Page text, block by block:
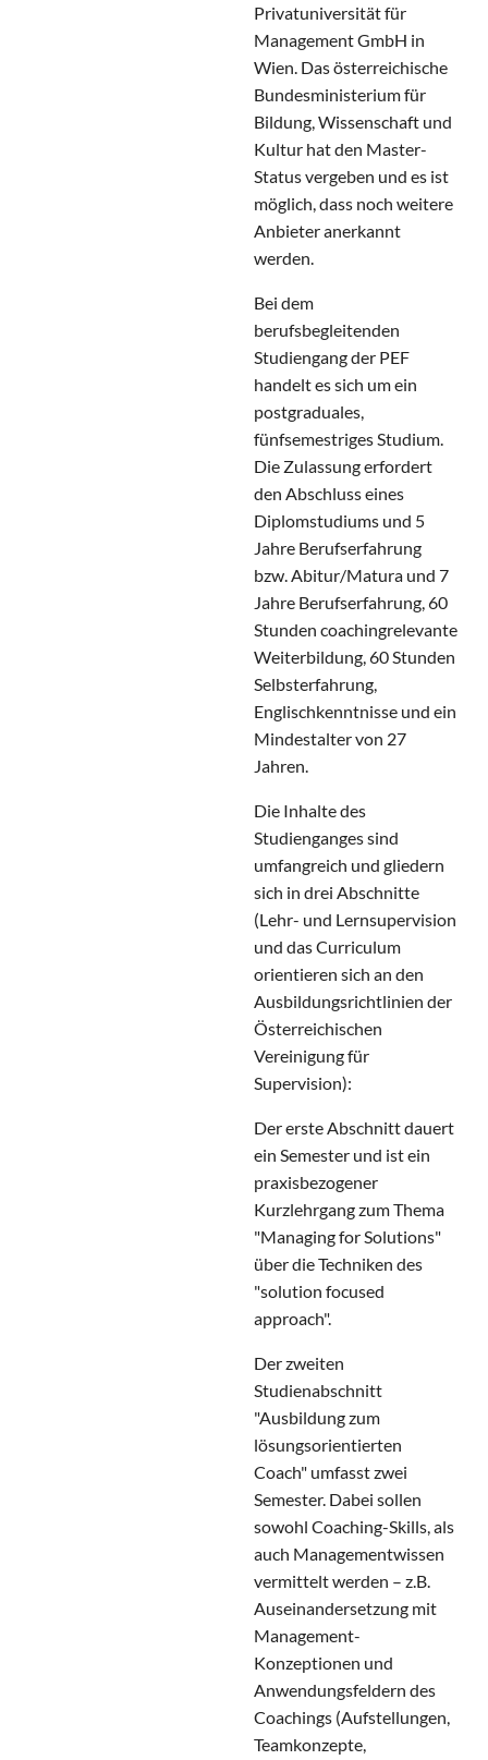
Privatuniversität für
Management GmbH in
Wien. Das österreichische
Bundesministerium für
Bildung, Wissenschaft und
Kultur hat den Master-
Status vergeben und es ist
möglich, dass noch weitere
Anbieter anerkannt
werden.
Bei dem
berufsbegleitenden
Studiengang der PEF
handelt es sich um ein
postgraduales,
fünfsemestriges Studium.
Die Zulassung erfordert
den Abschluss eines
Diplomstudiums und 5
Jahre Berufserfahrung
bzw. Abitur/Matura und 7
Jahre Berufserfahrung, 60
Stunden coachingrelevante
Weiterbildung, 60 Stunden
Selbsterfahrung,
Englischkenntnisse und ein
Mindestalter von 27
Jahren.
Die Inhalte des
Studienganges sind
umfangreich und gliedern
sich in drei Abschnitte
(Lehr- und Lernsupervision
und das Curriculum
orientieren sich an den
Ausbildungsrichtlinien der
Österreichischen
Vereinigung für
Supervision):
Der erste Abschnitt dauert
ein Semester und ist ein
praxisbezogener
Kurzlehrgang zum Thema
"Managing for Solutions"
über die Techniken des
"solution focused
approach".
Der zweiten
Studienabschnitt
"Ausbildung zum
lösungsorientierten
Coach" umfasst zwei
Semester. Dabei sollen
sowohl Coaching-Skills, als
auch Managementwissen
vermittelt werden – z.B.
Auseinandersetzung mit
Management-
Konzeptionen und
Anwendungsfeldern des
Coachings (Aufstellungen,
Teamkonzepte,